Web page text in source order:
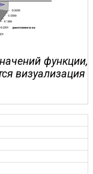
функции,
визуализация